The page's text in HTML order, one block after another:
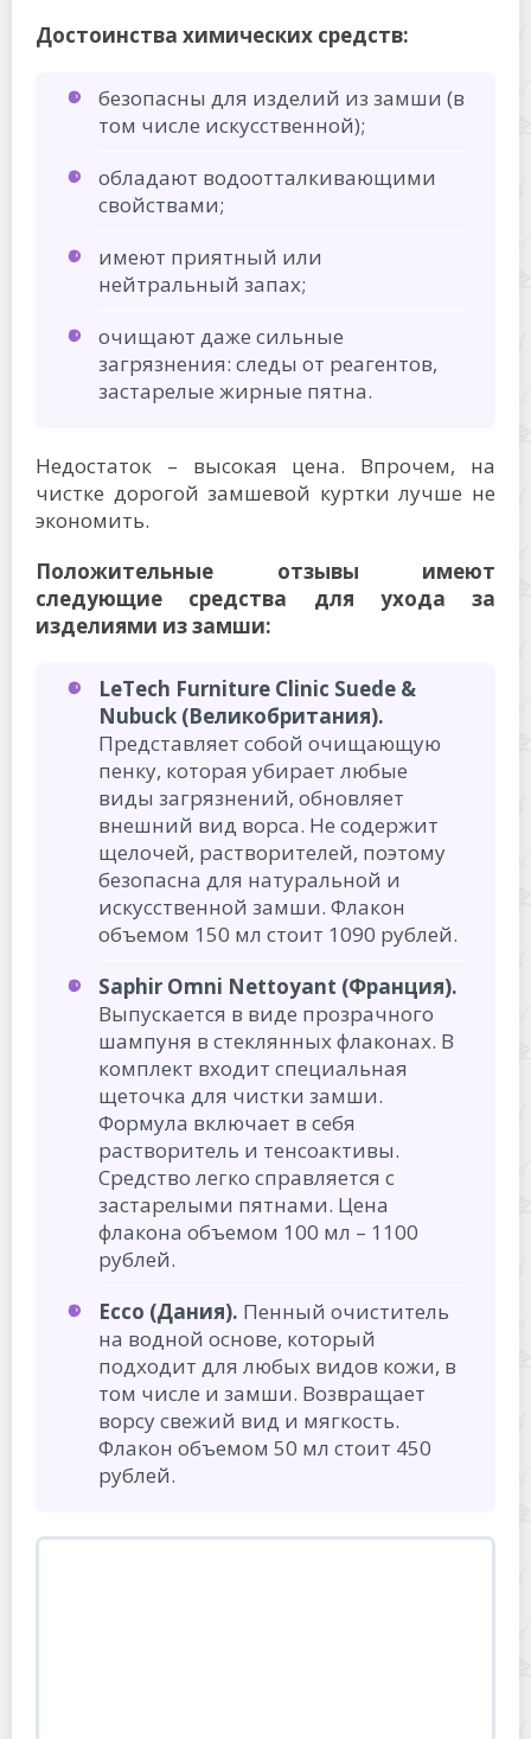
Достоинства химических средств:
безопасны для изделий из замши (в
том числе искусственной);
обладают водоотталкивающими
свойствами;
имеют приятный или
нейтральный запах;
очищают даже сильные
загрязнения: следы от реагентов,
застарелые жирные пятна.
Недостаток – высокая цена. Впрочем, на
чистке дорогой замшевой куртки лучше не
экономить.
Положительные отзывы имеют
следующие средства для ухода за
изделиями из замши:
LeTech Furniture Clinic Suede &
Nubuck (Великобритания).
Представляет собой очищающую
пенку, которая убирает любые
виды загрязнений, обновляет
внешний вид ворса. Не содержит
щелочей, растворителей, поэтому
безопасна для натуральной и
искусственной замши. Флакон
объемом 150 мл стоит 1090 рублей.
Saphir Omni Nettoyant (Франция).
Выпускается в виде прозрачного
шампуня в стеклянных флаконах. В
комплект входит специальная
щеточка для чистки замши.
Формула включает в себя
растворитель и тенсоактивы.
Средство легко справляется с
застарелыми пятнами. Цена
флакона объемом 100 мл – 1100
рублей.
Ecco (Дания). Пенный очиститель
на водной основе, который
подходит для любых видов кожи, в
том числе и замши. Возвращает
ворсу свежий вид и мягкость.
Флакон объемом 50 мл стоит 450
рублей.